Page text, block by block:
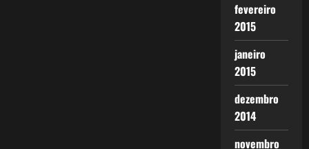
fevereiro
2015
janeiro
2015
dezembro
2014
novembro